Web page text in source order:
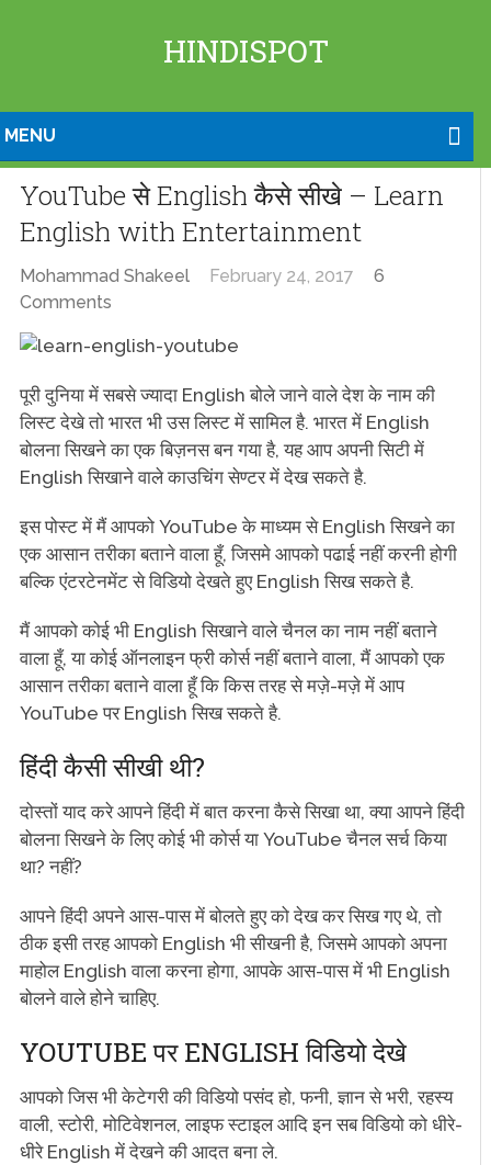
HINDISPOT
MENU
YouTube से English कैसे सीखे – Learn
English with Entertainment
Mohammad Shakeel February 24, 2017
6
Comments
पूरी दुनिया में सबसे ज्यादा English बोले जाने वाले देश के नाम की
लिस्ट देखे तो भारत भी उस लिस्ट में सामिल है. भारत में English
बोलना सिखने का एक बिज़नस बन गया है, यह आप अपनी सिटी में
English सिखाने वाले काउचिंग सेण्टर में देख सकते है.
इस पोस्ट में मैं आपको YouTube के माध्यम से English सिखने का
एक आसान तरीका बताने वाला हूँ, जिसमे आपको पढाई नहीं करनी होगी
बल्कि एंटरटेनमेंट से विडियो देखते हुए English सिख सकते है.
मैं आपको कोई भी English सिखाने वाले चैनल का नाम नहीं बताने
वाला हूँ, या कोई ऑनलाइन फ्री कोर्स नहीं बताने वाला, मैं आपको एक
आसान तरीका बताने वाला हूँ कि किस तरह से मज़े-मज़े में आप
YouTube पर English सिख सकते है.
हिंदी कैसी सीखी थी?
दोस्तों याद करे आपने हिंदी में बात करना कैसे सिखा था, क्या आपने हिंदी
बोलना सिखने के लिए कोई भी कोर्स या YouTube चैनल सर्च किया
था? नहीं?
आपने हिंदी अपने आस-पास में बोलते हुए को देख कर सिख गए थे, तो
ठीक इसी तरह आपको English भी सीखनी है, जिसमे आपको अपना
माहोल English वाला करना होगा, आपके आस-पास में भी English
बोलने वाले होने चाहिए.
YOUTUBE पर ENGLISH विडियो देखे
आपको जिस भी केटेगरी की विडियो पसंद हो, फनी, ज्ञान से भरी, रहस्य
वाली, स्टोरी, मोटिवेशनल, लाइफ स्टाइल आदि इन सब विडियो को धीरे-
धीरे English में देखने की आदत बना ले.